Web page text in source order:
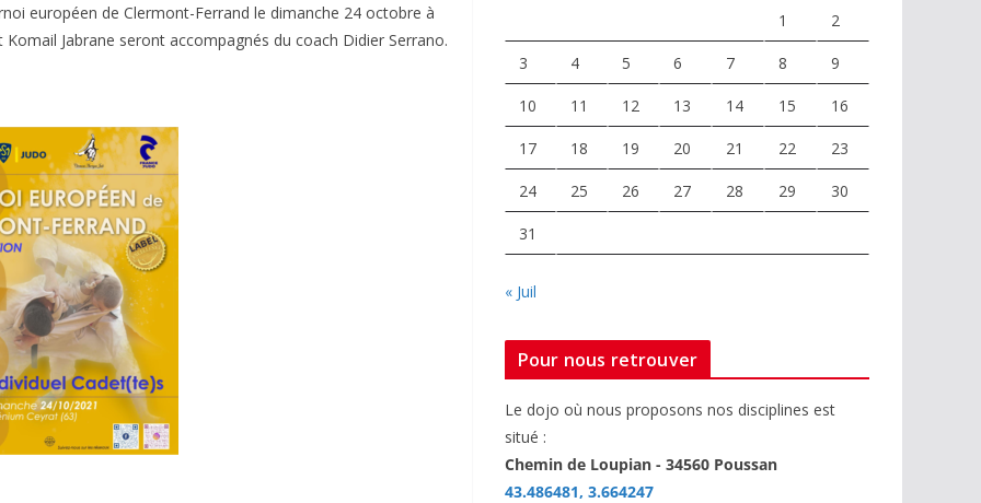
européen de Clermont-Ferrand le dimanche 24 octobre à
Jabrane seront accompagnés du coach Didier Serrano.
1 2
3 4 5 6 7 8 9
10 11 12 13 14 15 16
17 18 19 20 21 22 23
24 25 26 27 28 29 30
31
« Juil
Pour nous retrouver
Le dojo où nous proposons nos disciplines est
situé :
Chemin de Loupian - 34560 Poussan
43.486481, 3.664247